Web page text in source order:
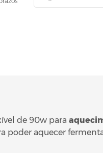
de 90w para
poder aquecer